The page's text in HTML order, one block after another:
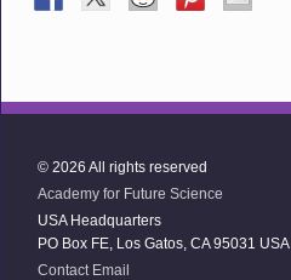
© 2026 All rights reserved
Academy for Future Science
USA Headquarters
PO Box FE, Los Gatos, CA 95031 USA
Contact Email